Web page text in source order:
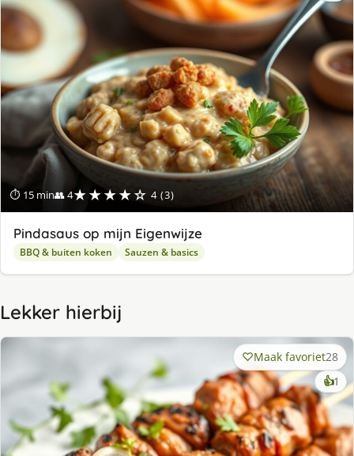
⏱ 15 min👥 4★★★★☆ 4 (3)
Pindasaus op mijn Eigenwijze
BBQ & buiten koken Sauzen & basics
Lekker hierbij
Maak favoriet28
👍1